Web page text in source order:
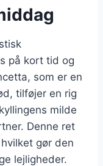
på kort tid og
som er en
tilføjer en rig
milde
Denne ret
gør den
lejligheder.